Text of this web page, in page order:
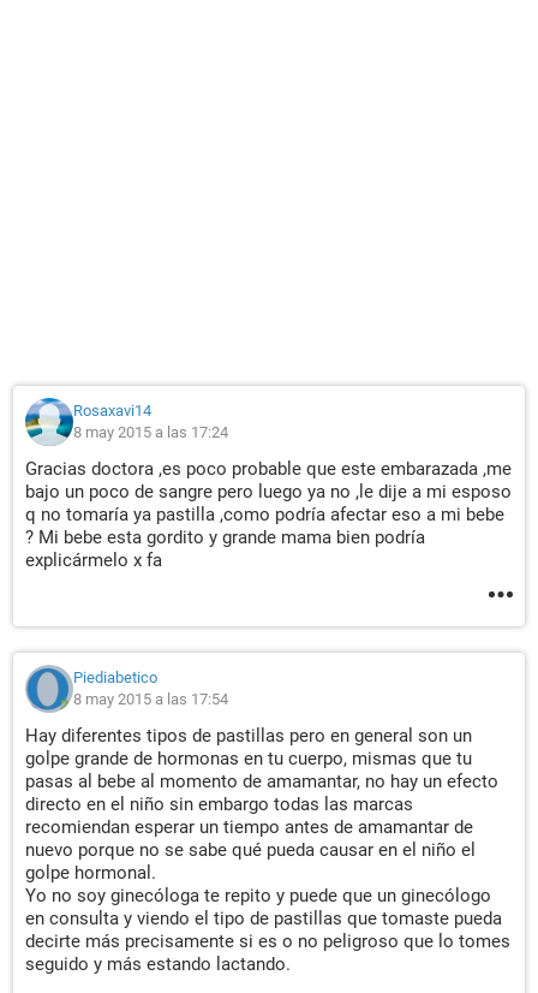
Rosaxavi14
8 may 2015 a las 17:24
Gracias doctora ,es poco probable que este embarazada ,me
bajo un poco de sangre pero luego ya no ,le dije a mi esposo
q no tomaría ya pastilla ,como podría afectar eso a mi bebe
? Mi bebe esta gordito y grande mama bien podría
explicármelo x fa
Piediabetico
8 may 2015 a las 17:54
Hay diferentes tipos de pastillas pero en general son un
golpe grande de hormonas en tu cuerpo, mismas que tu
pasas al bebe al momento de amamantar, no hay un efecto
directo en el niño sin embargo todas las marcas
recomiendan esperar un tiempo antes de amamantar de
nuevo porque no se sabe qué pueda causar en el niño el
golpe hormonal.
Yo no soy ginecóloga te repito y puede que un ginecólogo
en consulta y viendo el tipo de pastillas que tomaste pueda
decirte más precisamente si es o no peligroso que lo tomes
seguido y más estando lactando.